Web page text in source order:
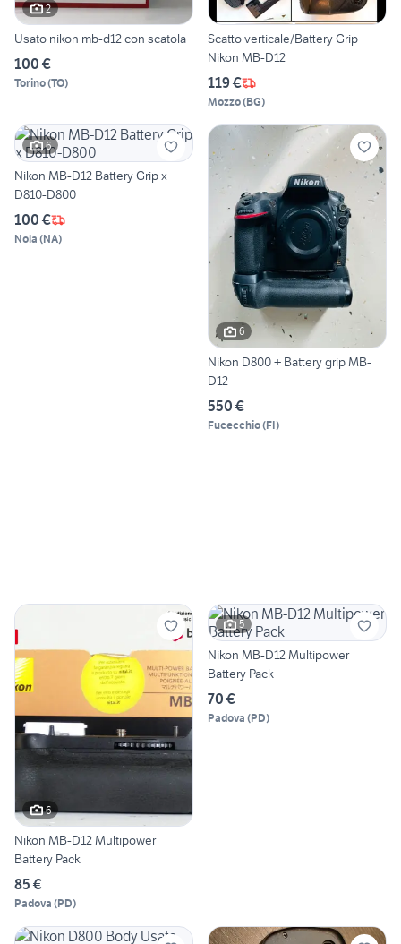
2
Usato nikon mb-d12 con scatola
100 €
Torino(TO)
Scatto verticale/Battery Grip
Nikon MB-D12
119 €
Mozzo(BG)
6
Nikon MB-D12 Battery Grip x
D810-D800
100 €
Nola (NA)
6
Nikon D800 + Battery grip MB-
D12
550 €
Fucecchio(FI)
6
Nikon MB-D12 Multipower
Battery Pack
85 €
Padova (PD)
5
Nikon MB-D12 Multipower
Battery Pack
70 €
Padova (PD)